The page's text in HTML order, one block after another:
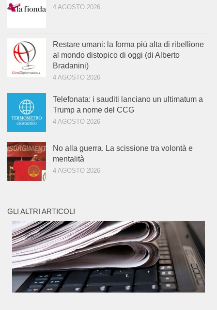
4 AGOSTO 2026
Restare umani: la forma più alta di ribellione
al mondo distopico di oggi (di Alberto
Bradanini)
4 AGOSTO 2026
Telefonata: i sauditi lanciano un ultimatum a
Trump a nome del CCG
4 AGOSTO 2026
No alla guerra. La scissione tra volontà e
mentalità
4 AGOSTO 2026
GLI ALTRI ARTICOLI